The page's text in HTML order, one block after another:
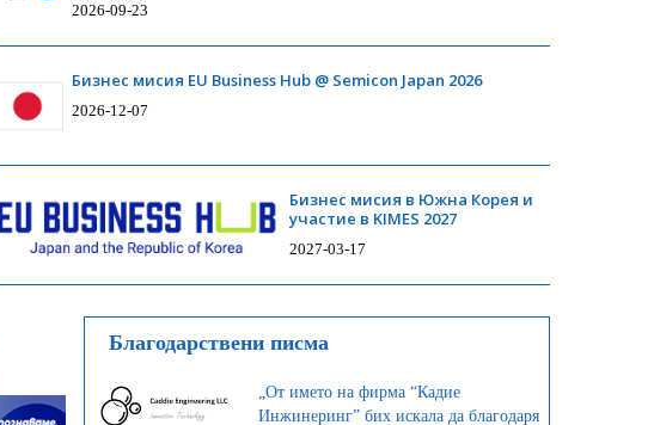
2026-09-23
Бизнес мисия EU Business Hub @ Semicon Japan 2026
2026-12-07
Бизнес мисия в Южна Корея и
участие в KIMES 2027
2027-03-17
БИЗНЕС МИСИЯ НА SMART ENERGY WEEK SPRING 2027
Благодарствени писма
„От името на фирма “Кадие
Инжинеринг” бих искала да благодаря